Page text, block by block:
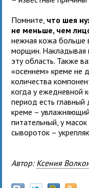
Помните, что шея
не меньше, чем
нежная кожа больше
морщин. Накладывая
эту область. Также
«осеннем» креме не
количества
когда у ежедневной
период есть
креме –
питательный, у
сывороток –
Автор: Ксения